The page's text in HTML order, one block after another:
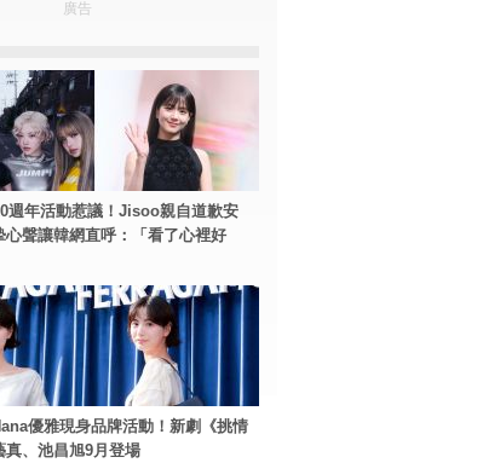
廣告
週年活動惹議！Jisoo親自道歉安
聲讓韓網直呼：「看了心裡好
優雅現身品牌活動！新劇《挑情
真、池昌旭9月登場